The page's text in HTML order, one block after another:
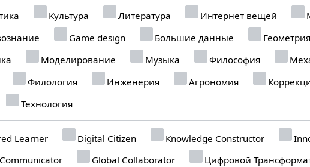
Культура Литература Интернет вещей
Game design Большие данные Геометрия
Моделирование Музыка Философия
Филология Инженерия Агрономия
Технология
Learner Digital Citizen Knowledge Constructor
Global Collaborator Цифровой